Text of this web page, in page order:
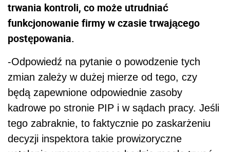
trwania kontroli, co może utrudniać
funkcjonowanie firmy w czasie trwającego
postępowania.
-Odpowiedź na pytanie o powodzenie tych
zmian zależy w dużej mierze od tego, czy
będą zapewnione odpowiednie zasoby
kadrowe po stronie PIP i w sądach pracy. Jeśli
tego zabraknie, to faktycznie po zaskarżeniu
decyzji inspektora takie prowizoryczne